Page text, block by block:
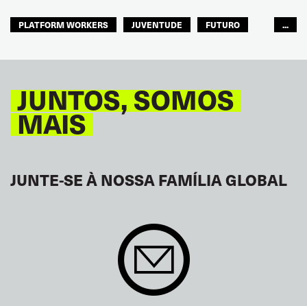
PLATFORM WORKERS JUVENTUDE
FUTURO
...
JUNTOS, SOMOS
MAIS
JUNTE-SE À NOSSA FAMÍLIA GLOBAL